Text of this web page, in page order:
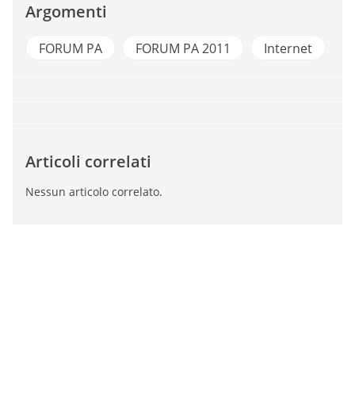
Argomenti
FORUM PA FORUM PA 2011 Internet
Articoli correlati
Nessun articolo correlato.